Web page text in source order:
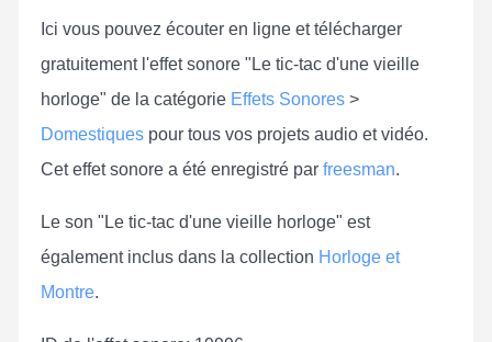
Ici vous pouvez écouter en ligne et télécharger
gratuitement l'effet sonore "Le tic-tac d'une vieille
horloge" de la catégorie Effets Sonores >
Domestiques pour tous vos projets audio et vidéo.
Cet effet sonore a été enregistré par freesman.
Le son "Le tic-tac d'une vieille horloge" est
également inclus dans la collection Horloge et
Montre.